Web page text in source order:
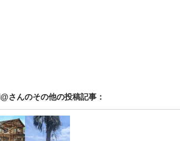
さんのその他の投稿記事：